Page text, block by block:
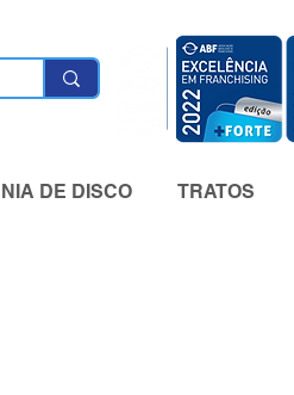
DE DISCO TRATOS